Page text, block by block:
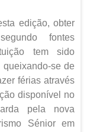
edição, obter
fontes
tem sido
queixando-se de
férias através
disponível no
pela nova
Sénior em